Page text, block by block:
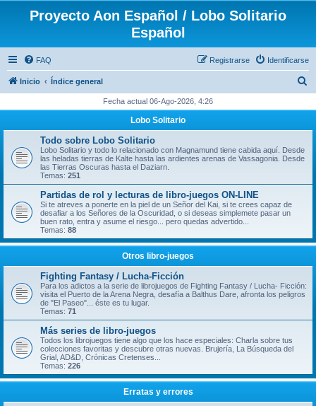
Proyecto Aon Español / Lobo Solitario
Español
FAQ Identificarse
Registrarse
Inicio Índice general
c
Fecha actual 06-Ago-2026, 4:26
Lobo Solitario
Todo sobre Lobo Solitario
Lobo Solitario y todo lo relacionado con Magnamund tiene cabida aquí. Desde
las heladas tierras de Kalte hasta las ardientes arenas de Vassagonia. Desde
las Tierras Oscuras hasta el Daziarn.
Temas: 251
Partidas de rol y lecturas de libro-juegos ON-LINE
Si te atreves a ponerte en la piel de un Señor del Kai, si te crees capaz de
desafiar a los Señores de la Oscuridad, o si deseas simplemete pasar un
buen rato, entra y asume el riesgo... pero quedas advertido...
Temas: 88
Otros libro-juegos
Fighting Fantasy / Lucha-Ficción
Para los adictos a la serie de librojuegos de Fighting Fantasy / Lucha- Ficción:
visita el Puerto de la Arena Negra, desafía a Balthus Dare, afronta los peligros
de "El Paseo"... éste es tu lugar.
Temas: 71
Más series de libro-juegos
Todos los librojuegos tiene algo que los hace especiales: Charla sobre tus
colecciones favoritas y descubre otras nuevas. Brujería, La Búsqueda del
Grial, AD&D, Crónicas Cretenses...
Temas: 226
Erratas y errores